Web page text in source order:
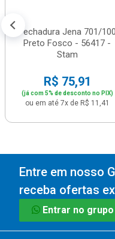
Fechadura Jena 701/100
Preto Fosco - 56417 -
Stam
R$ 75,91
(já com 5% de desconto no PIX)
ou em até 7x de R$ 11,41
Entre em nosso
receba ofertas
Entrar no grupo